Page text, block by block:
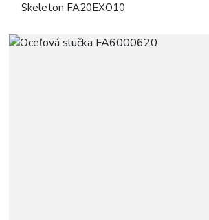
Skeleton FA20EXO10